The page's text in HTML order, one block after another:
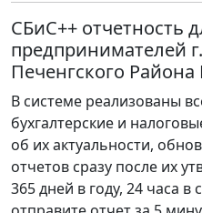
СБиС++ отчетность
предпринимателей
Печенгского
В системе реализованы
бухгалтерские и
об их актуальности,
отчетов сразу после их
365 дней в году, 24 часа в